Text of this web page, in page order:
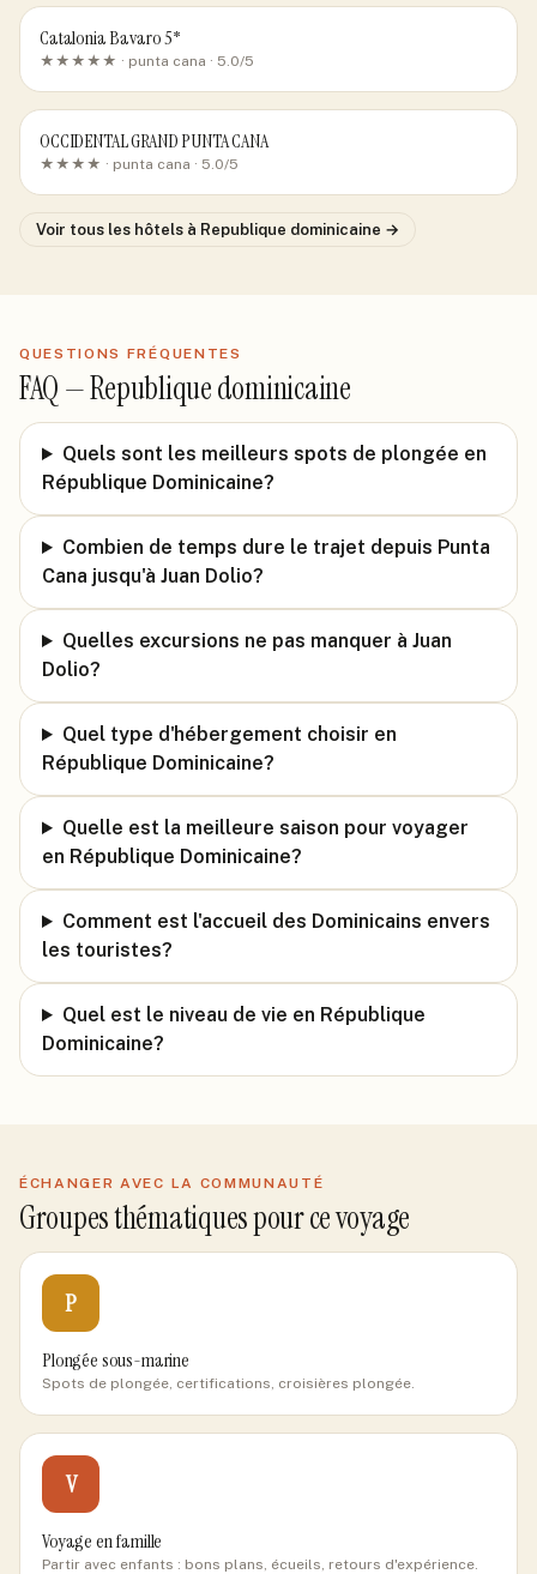
Catalonia Bavaro 5*
★★★★★ · punta cana · 5.0/5
OCCIDENTAL GRAND PUNTA CANA
★★★★ · punta cana · 5.0/5
Voir tous les hôtels à Republique dominicaine →
QUESTIONS FRÉQUENTES
FAQ —Republique dominicaine
Quels sont les meilleurs spots de plongée en
République Dominicaine?
Combien de temps dure le trajet depuis Punta
Cana jusqu'à Juan Dolio?
Quelles excursions ne pas manquer à Juan
Dolio?
Quel type d'hébergement choisir en
République Dominicaine?
Quelle est la meilleure saison pour voyager
en République Dominicaine?
Comment est l'accueil des Dominicains envers
les touristes?
Quel est le niveau de vie en République
Dominicaine?
ÉCHANGER AVEC LA COMMUNAUTÉ
Groupes thématiques pour ce voyage
P
Plongée sous-marine
Spots de plongée, certifications, croisières plongée.
V
Voyage en famille
Partir avec enfants : bons plans, écueils, retours d'expérience.